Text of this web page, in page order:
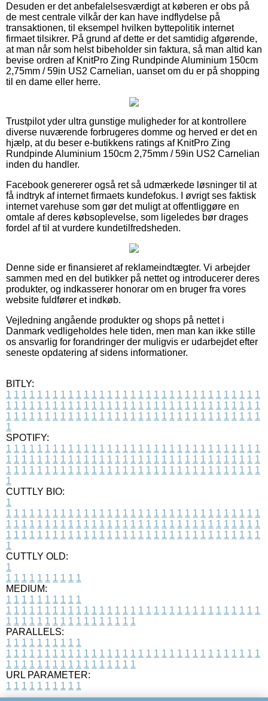
Desuden er det anbefalelsesværdigt at køberen er obs på
de mest centrale vilkår der kan have indflydelse på
transaktionen, til eksempel hvilken byttepolitik internet
firmaet tilsikrer. På grund af dette er det samtidig afgørende,
at man når som helst bibeholder sin faktura, så man altid kan
bevise ordren af KnitPro Zing Rundpinde Aluminium 150cm
2,75mm / 59in US2 Carnelian, uanset om du er på shopping
til en dame eller herre.
Trustpilot yder ultra gunstige muligheder for at kontrollere
diverse nuværende forbrugeres domme og herved er det en
hjælp, at du beser e-butikkens ratings af KnitPro Zing
Rundpinde Aluminium 150cm 2,75mm / 59in US2 Carnelian
inden du handler.
Facebook genererer også ret så udmærkede løsninger til at
få indtryk af internet firmaets kundefokus. I øvrigt ses faktisk
internet varehuse som gør det muligt at offentliggøre en
omtale af deres købsoplevelse, som ligeledes bør drages
fordel af til at vurdere kundetilfredsheden.
Denne side er finansieret af reklameindtægter. Vi arbejder
sammen med en del butikker på nettet og introducerer deres
produkter, og indkasserer honorar om en bruger fra vores
website fuldfører et indkøb.
Vejledning angående produkter og shops på nettet i
Danmark vedligeholdes hele tiden, men man kan ikke stille
os ansvarlig for forandringer der muligvis er udarbejdet efter
seneste opdatering af sidens informationer.
BITLY:
1 1 1 1 1 1 1 1 1 1 1 1 1 1 1 1 1 1 1 1 1 1 1 1 1 1 1 1 1 1 1 1 1
1 1 1 1 1 1 1 1 1 1 1 1 1 1 1 1 1 1 1 1 1 1 1 1 1 1 1 1 1 1 1 1 1
1 1 1 1 1 1 1 1 1 1 1 1 1 1 1 1 1 1 1 1 1 1 1 1 1 1 1 1 1 1 1 1 1
1
SPOTIFY:
1 1 1 1 1 1 1 1 1 1 1 1 1 1 1 1 1 1 1 1 1 1 1 1 1 1 1 1 1 1 1 1 1
1 1 1 1 1 1 1 1 1 1 1 1 1 1 1 1 1 1 1 1 1 1 1 1 1 1 1 1 1 1 1 1 1
1 1 1 1 1 1 1 1 1 1 1 1 1 1 1 1 1 1 1 1 1 1 1 1 1 1 1 1 1 1 1 1 1
1
CUTTLY BIO:
1
1 1 1 1 1 1 1 1 1 1 1 1 1 1 1 1 1 1 1 1 1 1 1 1 1 1 1 1 1 1 1 1 1
1 1 1 1 1 1 1 1 1 1 1 1 1 1 1 1 1 1 1 1 1 1 1 1 1 1 1 1 1 1 1 1 1
1 1 1 1 1 1 1 1 1 1 1 1 1 1 1 1 1 1 1 1 1 1 1 1 1 1 1 1 1 1 1 1 1
1
CUTTLY OLD:
1
1 1 1 1 1 1 1 1 1 1
MEDIUM:
1 1 1 1 1 1 1 1 1 1
1 1 1 1 1 1 1 1 1 1 1 1 1 1 1 1 1 1 1 1 1 1 1 1 1 1 1 1 1 1 1 1 1
1 1 1 1 1 1 1 1 1 1 1 1 1 1 1 1 1
PARALLELS:
1 1 1 1 1 1 1 1 1 1
1 1 1 1 1 1 1 1 1 1 1 1 1 1 1 1 1 1 1 1 1 1 1 1 1 1 1 1 1 1 1 1 1
1 1 1 1 1 1 1 1 1 1 1 1 1 1 1 1 1
URL PARAMETER:
1 1 1 1 1 1 1 1 1 1